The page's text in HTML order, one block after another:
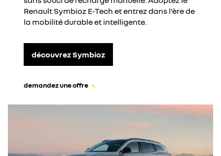
Renault Symbioz E-Tech et entrez dans l'ère de
la mobilité durable et intelligente.
découvrez Symbioz
demandez une offre